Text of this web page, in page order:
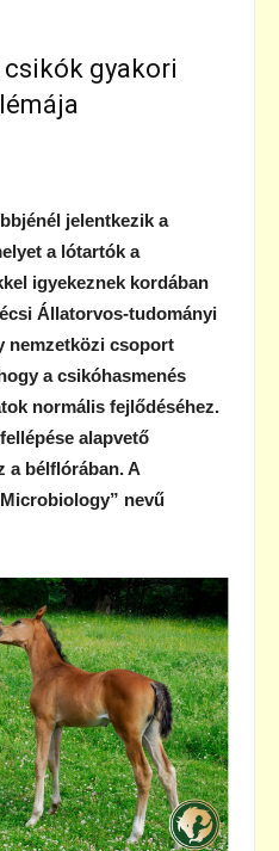
csikók gyakori
jelentkezik a
a lótartók a
igyekeznek kordában
Állatorvos-tudományi
nemzetközi csoport
a csikóhasmenés
normális fejlődéséhez.
alapvető
a bélflórában. A
nevű